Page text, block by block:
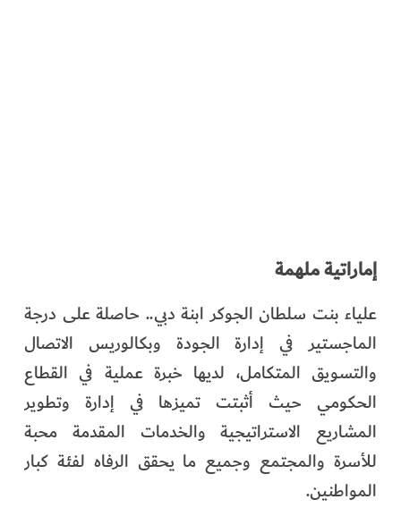
إماراتية ملهمة
علياء بنت سلطان الجوكر ابنة دبي.. حاصلة على درجة
الماجستير في إدارة الجودة وبكالوريس الاتصال
والتسويق المتكامل، لديها خبرة عملية في القطاع
الحكومي حيث أثبتت تميزها في إدارة وتطوير
المشاريع الاستراتيجية والخدمات المقدمة محبة
للأسرة والمجتمع وجميع ما يحقق الرفاه لفئة كبار
المواطنين.